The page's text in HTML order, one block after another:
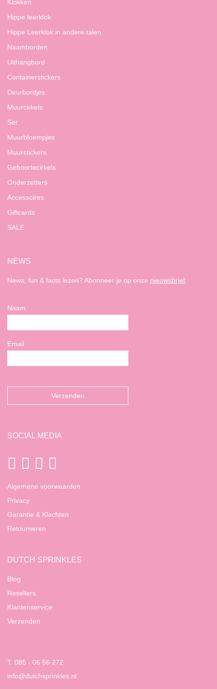
Klokken
Hippe leerklok
Hippe Leerklok in andere talen
Naamborden
Uithangbord
Containerstickers
Deurbordjes
Muurcirkels
Set
Muurbloempjes
Muurstickers
Geboortecirkels
Onderzetters
Accessoires
Giftcards
SALE
NEWS
News, fun & facts lezen? Abonneer je op onze nieuwsbrief:
Naam
Email
SOCIAL MEDIA
Algemene voorwaarden
Privacy
Garantie & Klachten
Retourneren
DUTCH SPRINKLES
Blog
Resellers
Klantenservice
Verzenden
T. 085 - 06 56 272
info@dutchsprinkles.nl